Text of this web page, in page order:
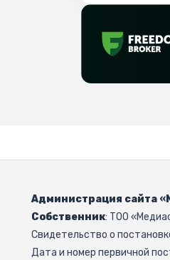
Администрация сайта
Собственник: ТОО
Свидетельство о
Дата и номер первичной